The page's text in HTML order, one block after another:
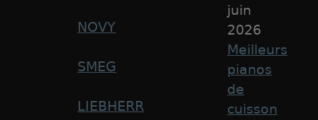
NOVY
SMEG
LIEBHERR
juin
2026
Meilleurs
pianos
de
cuisson